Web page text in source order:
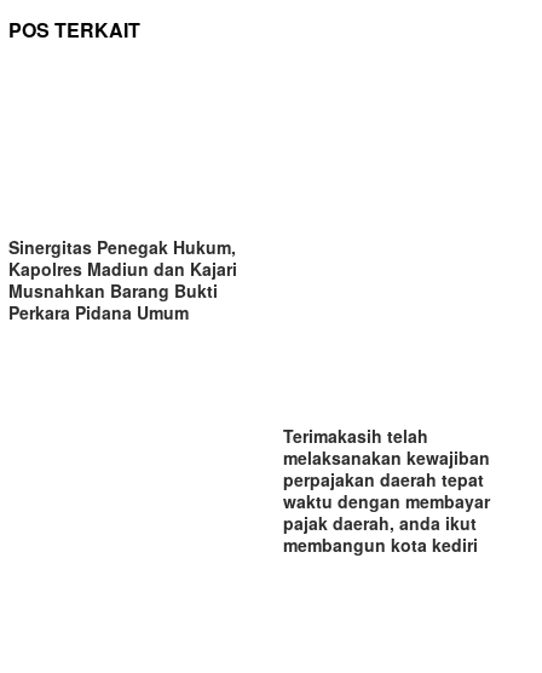
POS TERKAIT
Sinergitas Penegak Hukum,
Kapolres Madiun dan Kajari
Musnahkan Barang Bukti
Perkara Pidana Umum
Terimakasih telah
melaksanakan kewajiban
perpajakan daerah tepat
waktu dengan membayar
pajak daerah, anda ikut
membangun kota kediri